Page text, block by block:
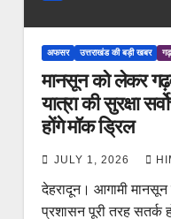
अफसर उत्तराखंड की बड़ी खबर
मानसून को लेकर
यात्रा की सुरक्षा
होंगे मॉक ड्रिल
JULY 1, 2026
देहरादून। आगामी
प्रशासन पूरी तरह